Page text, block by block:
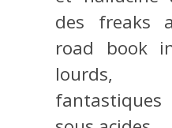
des freaks
road book
lourds,